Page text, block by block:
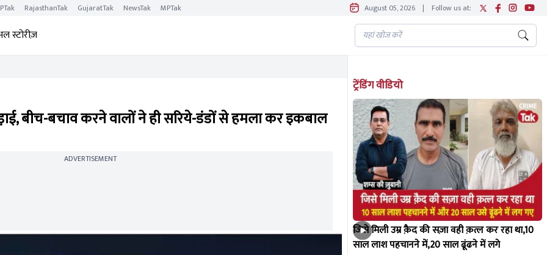
RajasthanTak GujaratTak NewsTak MPTak August 05, 2026 | Follow us at:
स्टोरीज़
बीच-बचाव करने वालों ने ही सरिये-डंडों से हमला कर इकबाल
ADVERTISEMENT
ट्रेंडिंग वीडियो
जिसे मिली उम्र क़ैद की सज़ा वही क़त्ल कर रहा था,10
साल लाश पहचानने में,20 साल ढूंढने में लगे